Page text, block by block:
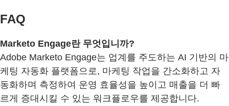
FAQ
Marketo Engage란 무엇입니까?
Adobe Marketo Engage는 업계를 주도하는 AI 기반의 마
케팅 자동화 플랫폼으로, 마케팅 작업을 간소화하고 자
동화하며 측정하여 운영 효율성을 높이고 매출을 더 빠
르게 증대시킬 수 있는 워크플로우를 제공합니다.